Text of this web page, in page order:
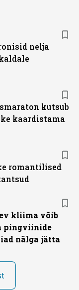
nelja
kutsub
kaardistama
romantilised
kliima võib
pingviinide
nälga jätta